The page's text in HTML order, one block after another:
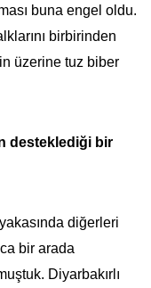
buna engel oldu.
birbirinden
üzerine tuz biber
desteklediği bir
yakasında diğerleri
bir arada
Diyarbakırlı